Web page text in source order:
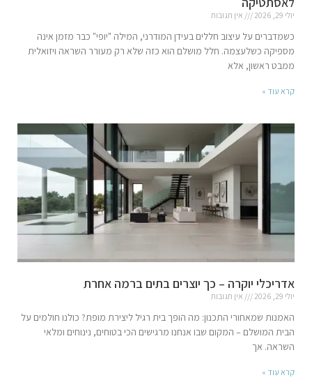
יולי 29, 2026 אין תגובות
כשמדברים על עיצוב חללים בעידן המודרני, המילה "יופי" כבר מזמן אינה
מספיקה כשלעצמה. חלל מושלם הוא כזה שלא רק מעורר השראה ויזואלית
ממבט ראשון, אלא
קרא עוד »
אדריכלי יוקרה – כך יוצרים בתים ברמה אחרת
יולי 29, 2026 אין תגובות
האמנות שמאחורי התכנון: מה הופך בית רגיל ליצירת מופת? כולנו חולמים על
הבית המושלם – המקום שבו אנחנו מרגישים הכי בטוחים, נינוחים ומלאי
השראה. אך
קרא עוד »